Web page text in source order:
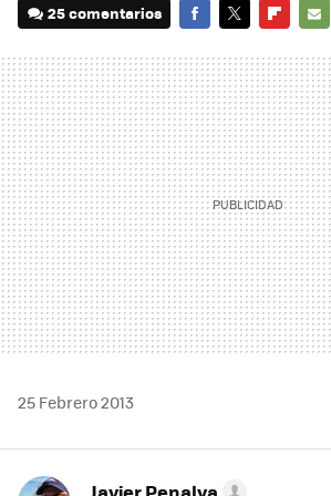
25 comentarios
MAIL
25 Febrero 2013